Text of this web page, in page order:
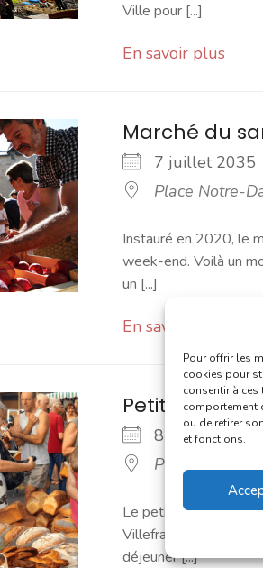
Pour offrir les
cookies pour
consentir à
comportement
ou de retirer
et fonctions.
Ville pour [...]
En savoir plus
Marché du
7 juillet 2035
Place Notre-
Instauré en 2020, le
week-end. Voilà un
un [...]
En savoir plus
Petit marché
8 juillet 2035
Place de la
Le petit marché du
Villefranchois. C'est
déjeuner [...]